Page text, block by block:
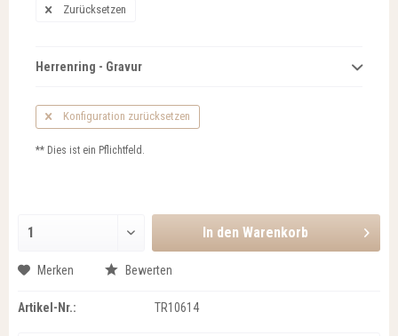
Zurücksetzen
Herrenring - Gravur
Konfiguration zurücksetzen
** Dies ist ein Pflichtfeld.
In den Warenkorb
Merken Bewerten
Artikel-Nr.: TR10614